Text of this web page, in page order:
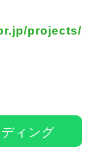
projects/
ィング